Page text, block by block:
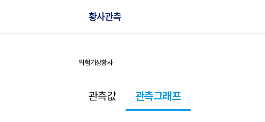
황사관측
홈
위험기상황사
관측값 관측그래프